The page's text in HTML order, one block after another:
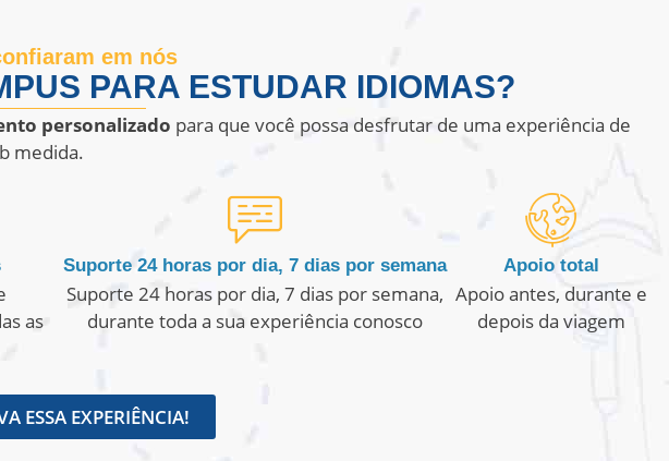
em nós
PARA ESTUDAR IDIOMAS?
personalizado para que você possa desfrutar de uma experiência de
medida.
as
Suporte 24 horas por dia, 7 dias por semana
Suporte 24 horas por dia, 7 dias por semana,
durante toda a sua experiência conosco
Apoio total
Apoio antes, durante e
depois da viagem
ESSA EXPERIÊNCIA!